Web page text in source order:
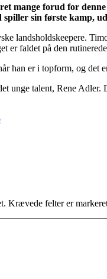
mange forud for
sin første kamp,
landsholdskeepere.
er faldet på den
han er i topform, og det
unge talent, Rene
Krævede felter er